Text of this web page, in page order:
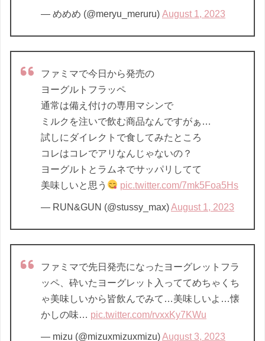
— めめめ (@meryu_meruru) August 1, 2023
ファミマで今日から発売の
ヨーグルトフラッペ
通常は備え付けの専用マシンで
ミルクを注いで飲む商品なんですがぁ…
試しにダイレクトで食してみたところ
コレはコレでアリなんじゃないの？
ヨーグルトとラムネでサッパリしてて
美味しいと思う
pic.twitter.com/7mk5Foa5Hs
— RUN&GUN (@stussy_max)August 1, 2023
ファミマで先日発売になったヨーグレットフラ
ッペ、砕いたヨーグレット入っててめちゃくち
ゃ美味しいから皆飲んでみて…美味しいよ…懐
かしの味… pic.twitter.com/rvxxKy7KWu
— mizu (@mizuxmizuxmizu)August 3, 2023